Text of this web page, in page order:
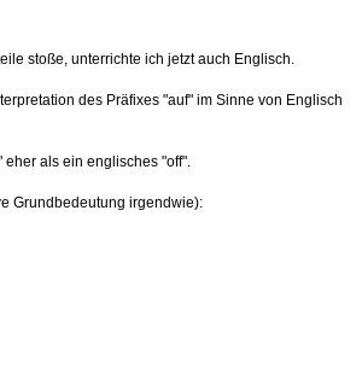
stoße, unterrichte ich jetzt auch Englisch.
des Präfixes "auf" im Sinne von Englisch
als ein englisches "off".
Grundbedeutung irgendwie):